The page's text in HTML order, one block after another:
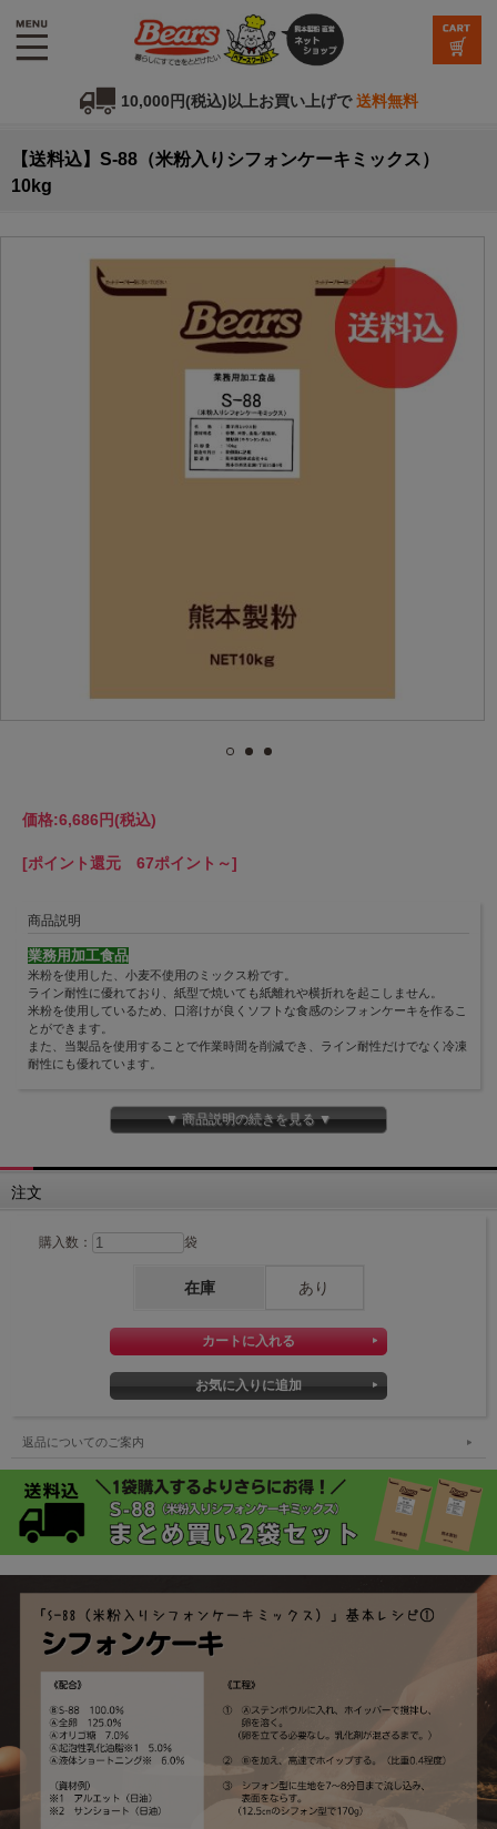
10,000円(税込)以上お買い上げで送料無料
【送料込】S-88（米粉入りシフォンケーキミックス）
10kg
価格:6,686円(税込)
[ポイント還元 67ポイント～]
商品説明
業務用加工食品
米粉を使用した、小麦不使用のミックス粉です。
ライン耐性に優れており、紙型で焼いても紙離れや横折れを起こしません。
米粉を使用しているため、口溶けが良くソフトな食感のシフォンケーキを作るこ
とができます。
また、当製品を使用することで作業時間を削減でき、ライン耐性だけでなく冷凍
耐性にも優れています。
▼ 商品説明の続きを見る ▼
注文
購入数： 袋
在庫 あり
返品についてのご案内